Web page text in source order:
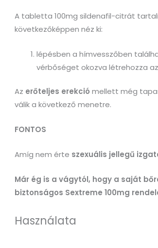
A tabletta 100mg sildenafil-citrát
következőképpen néz ki:
lépésben a hímvesszőben
vérbőséget okozva létrehozza
Az erőteljes erekció mellett még
válik a következő menetre.
FONTOS
Amíg nem érte szexuális jellegű
Már ég is a vágytól, hogy a saját
biztonságos Sextreme 100mg
Használata